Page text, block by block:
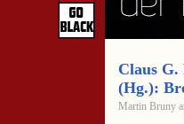
Claus
(Hg.):
Martin Bruny